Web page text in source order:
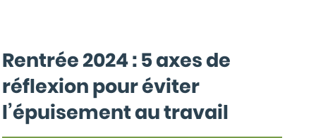
Rentrée 2024 : 5 axes de
réflexion pour éviter
l’épuisement au travail